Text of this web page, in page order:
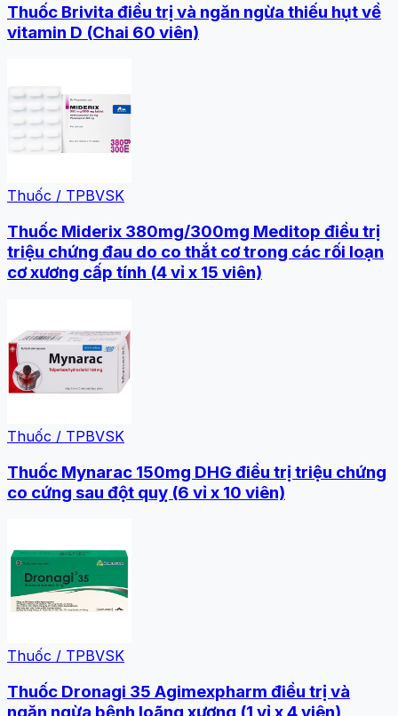
Thuốc Brivita điều trị và ngăn ngừa thiếu hụt về
vitamin D (Chai 60 viên)
Thuốc / TPBVSK
Thuốc Miderix 380mg/300mg Meditop điều trị
triệu chứng đau do co thắt cơ trong các rối loạn
cơ xương cấp tính (4 vỉ x 15 viên)
Thuốc / TPBVSK
Thuốc Mynarac 150mg DHG điều trị triệu chứng
co cứng sau đột quỵ (6 vỉ x 10 viên)
Thuốc / TPBVSK
Thuốc Dronagi 35 Agimexpharm điều trị và